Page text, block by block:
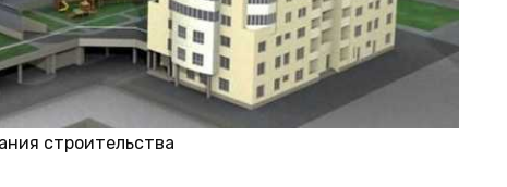
строительства